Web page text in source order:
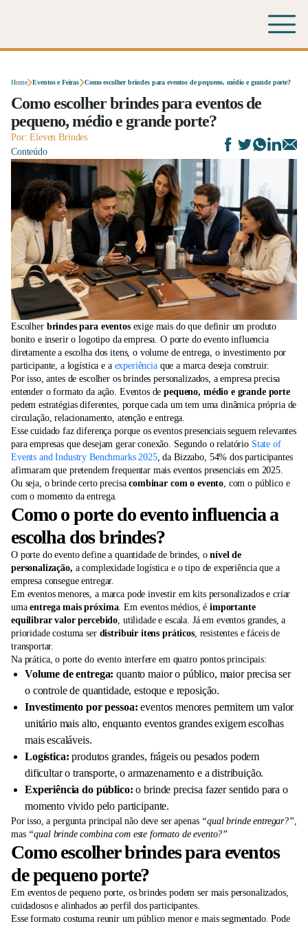
Home Eventos e Feiras Como escolher brindes para eventos de pequeno, médio e grande porte?
Como escolher brindes para eventos de
pequeno, médio e grande porte?
Por: Eleven Brindes
Conteúdo
Escolher brindes para eventos exige mais do que definir um produto
bonito e inserir o logotipo da empresa. O porte do evento influencia
diretamente a escolha dos itens, o volume de entrega, o investimento por
participante, a logística e a experiênciaque a marca deseja construir.
Por isso, antes de escolher os brindes personalizados, a empresa precisa
entender o formato da ação. Eventos depequeno, médio e grande porte
pedem estratégias diferentes, porque cada um tem uma dinâmica própria de
circulação, relacionamento, atenção e entrega.
Esse cuidado faz diferença porque os eventos presenciais seguem relevantes
para empresas que desejam gerar conexão. Segundo o relatório State of
Events and Industry Benchmarks 2025, da Bizzabo, 54% dos participantes
afirmaram que pretendem frequentar mais eventos presenciais em 2025.
Ou seja, o brinde certo precisacombinar com o evento, com o público e
com o momento da entrega.
Como o porte do evento influencia a
escolha dos brindes?
O porte do evento define a quantidade de brindes, onível de
personalização, a complexidade logística e o tipo de experiência que a
empresa consegue entregar.
Em eventos menores, a marca pode investir em kits personalizados e criar
umaentrega mais próxima. Em eventos médios, é importante
equilibrar valor percebido, utilidade e escala. Já em eventos grandes, a
prioridade costuma serdistribuir itens práticos, resistentes e fáceis de
transportar.
Na prática, o porte do evento interfere em quatro pontos principais:
Volume de entrega:quanto maior o público, maior precisa ser
o controle de quantidade, estoque e reposição.
Investimento por pessoa:eventos menores permitem um valor
unitário mais alto, enquanto eventos grandes exigem escolhas
mais escaláveis.
Logística:produtos grandes, frágeis ou pesados podem
dificultar o transporte, o armazenamento e a distribuição.
Experiência do público: o brinde precisa fazer sentido para o
momento vivido pelo participante.
Por isso, a pergunta principal não deve ser apenas“qual brinde entregar?”,
mas“qual brinde combina com este formato de evento?”
Como escolher brindes para eventos
de pequeno porte?
Em eventos de pequeno porte, os brindes podem ser mais personalizados,
cuidadosos e alinhados ao perfil dos participantes.
Esse formato costuma reunir um público menor e mais segmentado. Pode